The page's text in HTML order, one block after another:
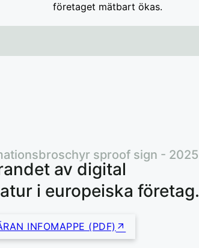
företaget mätbart ökas.
av digital
i europeiska företag.
sproof sign - 2025
INFOMAPPE (PDF)